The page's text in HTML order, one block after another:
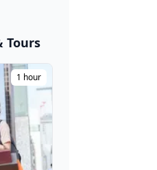
ะ
Tours
1 hour